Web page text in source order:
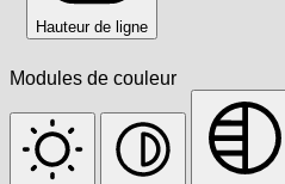
Hauteur de ligne
Modules de couleur